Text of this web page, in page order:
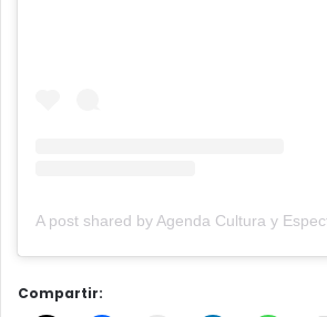
Compartir: